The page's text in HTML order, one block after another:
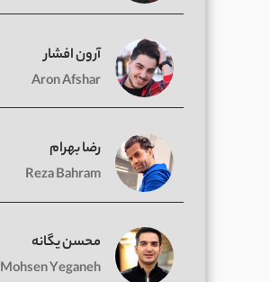
آرون افشار
Aron Afshar
رضا بهرام
Reza Bahram
محسن یگانه
Mohsen Yeganeh